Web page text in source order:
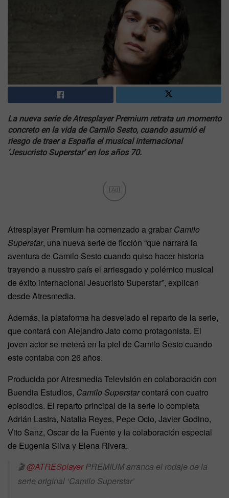
La nueva serie de Atresplayer Premium retrata un momento
concreto en la vida de Camilo Sesto, cuando asumió el
riesgo de traer a España el musical internacional
‘Jesucristo Superstar’ en los años 70.
Ad
Atresplayer Premium ha comenzado a grabar Camilo
Superstar, una nueva serie de ficción “que narrará la
aventura de Camilo Sesto cuando quiso hacer historia
trayendo a nuestro país el arriesgado y polémico musical
de éxito internacional Jesucristo Superstar”, explican
desde Atresmedia.
Además, la plataforma ha desvelado el reparto de la serie,
que contará con Alejandro Jato como protagonista. El
joven actor se meterá en la piel de Camilo Sesto cuando
este contaba con 26 años.
Producida por Atresmedia Televisión en colaboración con
Buendia Estudios, Camilo Superstarcontará con cuatro
episodios. El reparto principal de la serie lo completa
Adrián Lastra, Natalia Reyes, Pepe Ocio, Javier Godino,
Vito Sanz, Oscar de la Fuente y la colaboración especial
de Eugenia Silva y Elena Rivera.
🎬@ATRESplayerPREMIUM arranca el rodaje de la
serie original ‘Camilo Superstar’